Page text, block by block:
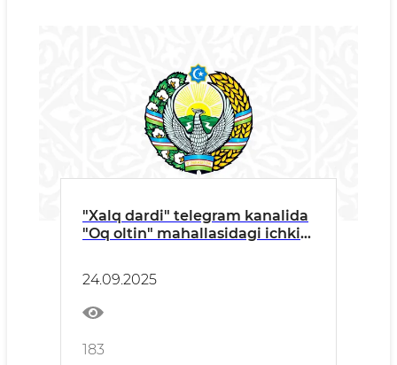
"Xalq dardi" telegram kanalida
"Oq oltin" mahallasidagi ichki
24.09.2025
183